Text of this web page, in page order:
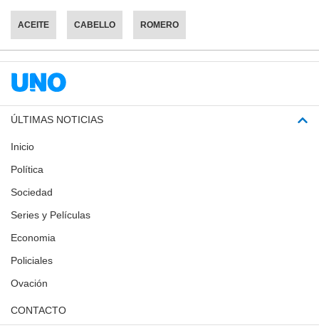
ACEITE CABELLO ROMERO
ÚLTIMAS NOTICIAS
Inicio
Política
Sociedad
Series y Películas
Economia
Policiales
Ovación
CONTACTO